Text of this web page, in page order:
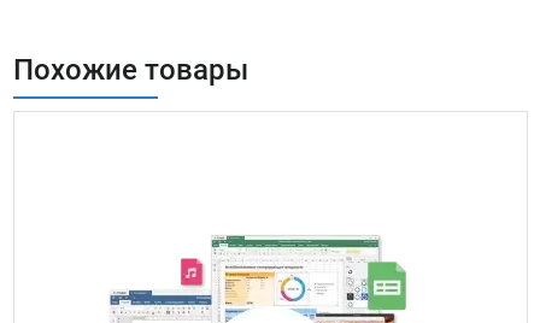
Похожие товары